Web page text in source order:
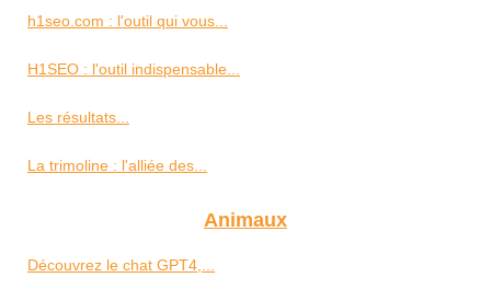
h1seo.com : l'outil qui vous...
H1SEO : l'outil indispensable...
Les résultats...
La trimoline : l'alliée des...
Animaux
Découvrez le chat GPT4,...